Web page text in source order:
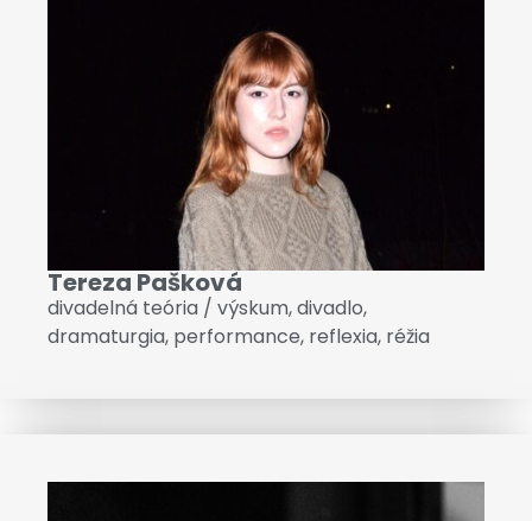
Tereza Pašková
divadelná teória / výskum,divadlo,
dramaturgia, performance, reflexia, réžia